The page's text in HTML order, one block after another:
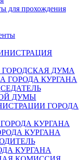
для прохождения
ДУМА
ГОРОДА КУРГАНА
ДУМЫ
ГОРОДА
КУРГАНА
КУРГАНА
КУРГАНА